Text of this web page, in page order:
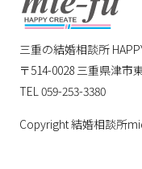
三重の結婚相談所
〒514-0028 三重県津市
TEL 059-253-3380
Copyright 結婚相談所